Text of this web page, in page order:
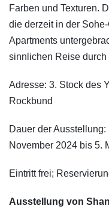
Farben und Texturen.
die derzeit in der
Apartments
sinnlichen Reise
Adresse: 3. Stock des
Rockbund
Dauer der
November 2024 bis 5.
Eintritt frei;
Ausstellung von